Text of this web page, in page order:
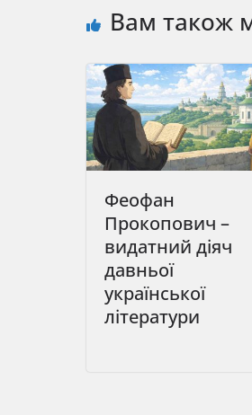
Вам також
Феофан
Прокопович –
видатний діяч
давньої
української
літератури